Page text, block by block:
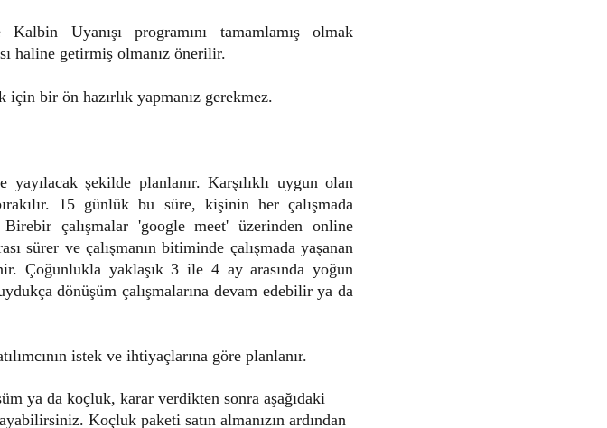
Uyanışı programını tamamlamış olmak
haline getirmiş olmanız önerilir.
bir ön hazırlık yapmanız gerekmez.
şekilde planlanır. Karşılıklı uygun olan
15 günlük bu süre, kişinin her çalışmada
çalışmalar 'google meet' üzerinden online
sürer ve çalışmanın bitiminde çalışmada yaşanan
Çoğunlukla yaklaşık 3 ile 4 ay arasında yoğun
dönüşüm çalışmalarına devam edebilir ya da
istek ve ihtiyaçlarına göre planlanır.
ya da koçluk, karar verdikten sonra aşağıdaki
Koçluk paketi satın almanızın ardından